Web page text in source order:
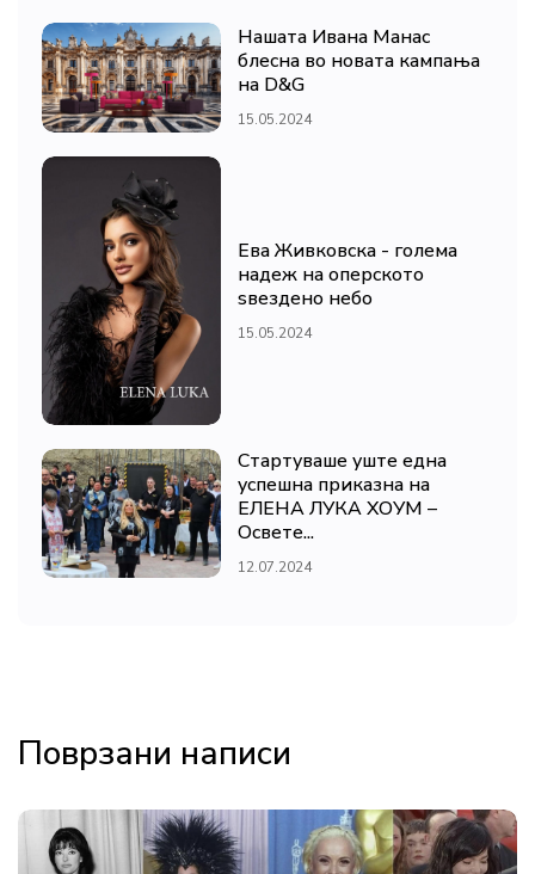
Нашата Ивана Манас
блесна во новата кампања
на D&G
15.05.2024
Ева Живковска - голема
надеж на оперското
ѕвездено небо
15.05.2024
Стартуваше уште една
успешна приказна на
ЕЛЕНА ЛУКА ХОУМ –
Освете...
12.07.2024
Поврзани написи